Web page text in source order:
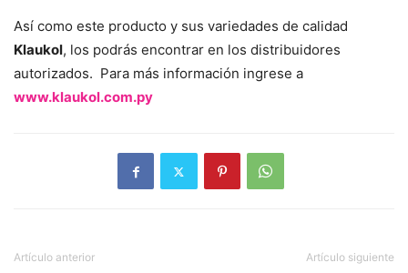
Así como este producto y sus variedades de calidad
Klaukol, los podrás encontrar en los distribuidores
autorizados. Para más información ingrese a
www.klaukol.com.py
Artículo anterior Artículo siguiente